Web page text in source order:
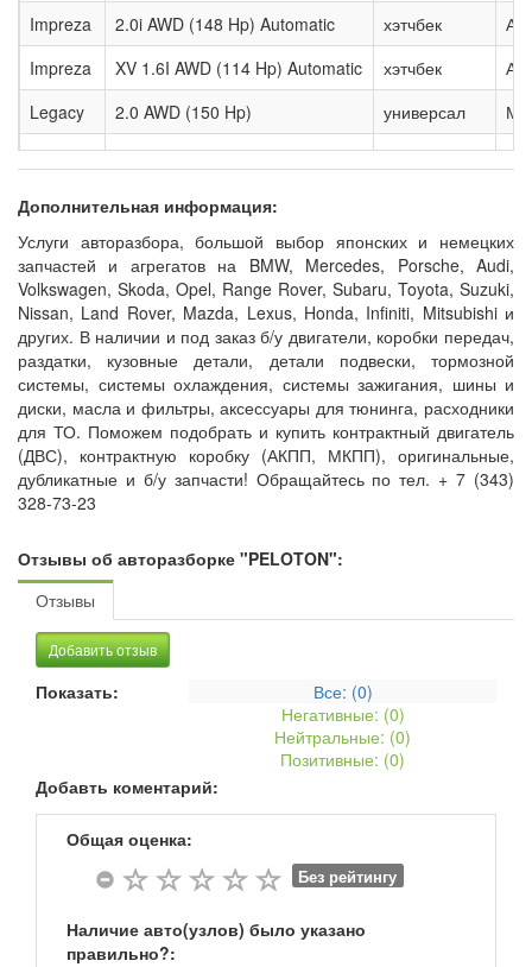
Impreza
2.0i AWD (148 Hp) Automatic хэтчбек
Impreza
XV 1.6I AWD (114 Hp) Automatic хэтчбек
Legacy
2.0 AWD (150 Hp) универсал
Legacy
2.5 GT AWD (265 Hp) универсал
Outback
3.0 AWD (209 Hp) Automatic
Tribeca
3.6 4WD (256 Hp) Automatic внедорожник
Tribeca
H-6 3.0 AWD (245 Hp) Automatic внедорожник
Tribeca
H-6 3.0 AWD (250 Hp) Automatic внедорожник
Дополнительная информация:
Услуги авторазбора, большой выбор японских и немецких
запчастей и агрегатов на BMW, Mercedes, Porsche, Audi,
Volkswagen, Skoda, Opel, Range Rover, Subaru, Toyota, Suzuki,
Nissan, Land Rover, Mazda, Lexus, Honda, Infiniti, Mitsubishi и
других. В наличии и под заказ б/у двигатели, коробки передач,
раздатки, кузовные детали, детали подвески, тормозной
системы, системы охлаждения, системы зажигания, шины и
диски, масла и фильтры, аксессуары для тюнинга, расходники
для ТО. Поможем подобрать и купить контрактный двигатель
(ДВС), контрактную коробку (АКПП, МКПП), оригинальные,
дубликатные и б/у запчасти! Обращайтесь по тел. + 7 (343)
328-73-23
Отзывы об авторазборке "PELOTON":
Отзывы
Добавить отзыв
Показать: Все: (0)
Негативные: (0)
Нейтральные: (0)
Позитивные: (0)
Добавть коментарий:
Общая оценка:
Без рейтингу
Наличие авто(узлов) было указано
правильно?: